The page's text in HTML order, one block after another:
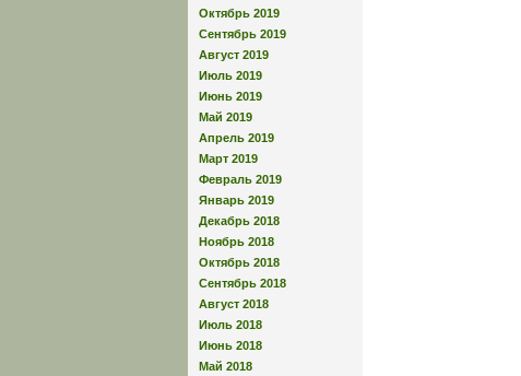
Октябрь 2019
Сентябрь 2019
Август 2019
Июль 2019
Июнь 2019
Май 2019
Апрель 2019
Март 2019
Февраль 2019
Январь 2019
Декабрь 2018
Ноябрь 2018
Октябрь 2018
Сентябрь 2018
Август 2018
Июль 2018
Июнь 2018
Май 2018